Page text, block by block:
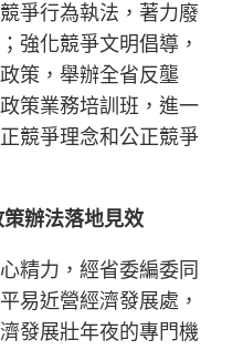
爭行為執法，著力廢
強化競爭文明倡導，
策，舉辦全省反壟
策業務培訓班，進一
競爭理念和公正競爭
辦法落地見效
精力，經省委編委同
易近營經濟發展處，
發展壯年夜的專門機